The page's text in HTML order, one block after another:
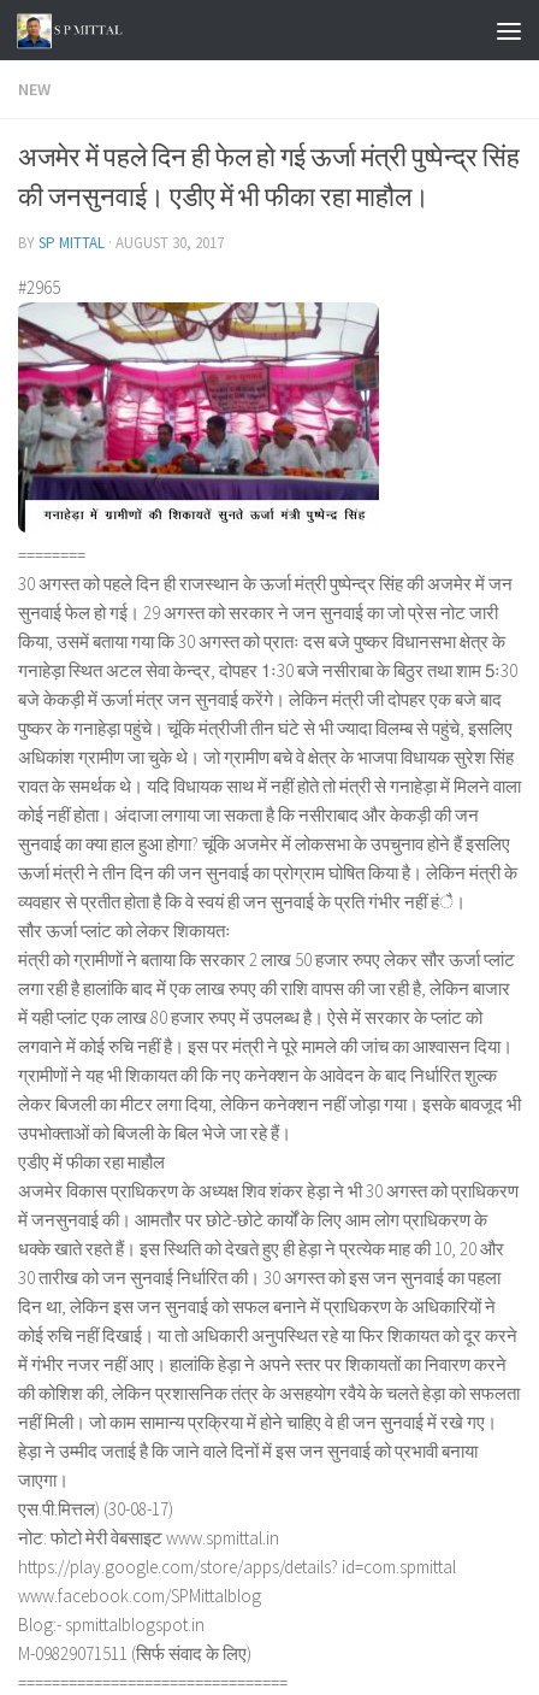
Skip to content
NEW
अजमेर में पहले दिन ही फेल हो गई ऊर्जा मंत्री पुष्पेन्द्र सिंह
की जनसुनवाई। एडीए में भी फीका रहा माहौल।
BYSP MITTAL · AUGUST 30, 2017
#2965
========
30 अगस्त को पहले दिन ही राजस्थान के ऊर्जा मंत्री पुष्पेन्द्र सिंह की अजमेर में जन
सुनवाई फेल हो गई। 29 अगस्त को सरकार ने जन सुनवाई का जो प्रेस नोट जारी
किया, उसमें बताया गया कि 30 अगस्त को प्रातः दस बजे पुष्कर विधानसभा क्षेत्र के
गनाहेड़ा स्थित अटल सेवा केन्द्र, दोपहर 1ः30 बजे नसीराबा के बिठुर तथा शाम 5ः30
बजे केकड़ी में ऊर्जा मंत्र जन सुनवाई करेंगे। लेकिन मंत्री जी दोपहर एक बजे बाद
पुष्कर के गनाहेड़ा पहुंचे। चूंकि मंत्रीजी तीन घंटे से भी ज्यादा विलम्ब से पहुंचे, इसलिए
अधिकांश ग्रामीण जा चुके थे। जो ग्रामीण बचे वे क्षेत्र के भाजपा विधायक सुरेश सिंह
रावत के समर्थक थे। यदि विधायक साथ में नहीं होते तो मंत्री से गनाहेड़ा में मिलने वाला
कोई नहीं होता। अंदाजा लगाया जा सकता है कि नसीराबाद और केकड़ी की जन
सुनवाई का क्या हाल हुआ होगा? चूंकि अजमेर में लोकसभा के उपचुनाव होने हैं इसलिए
ऊर्जा मंत्री ने तीन दिन की जन सुनवाई का प्रोग्राम घोषित किया है। लेकिन मंत्री के
व्यवहार से प्रतीत होता है कि वे स्वयं ही जन सुनवाई के प्रति गंभीर नहीं हंै।
सौर ऊर्जा प्लांट को लेकर शिकायतः
मंत्री को ग्रामीणों ने बताया कि सरकार 2 लाख 50 हजार रुपए लेकर सौर ऊर्जा प्लांट
लगा रही है हालांकि बाद में एक लाख रुपए की राशि वापस की जा रही है, लेकिन बाजार
में यही प्लांट एक लाख 80 हजार रुपए में उपलब्ध है। ऐसे में सरकार के प्लांट को
लगवाने में कोई रुचि नहीं है। इस पर मंत्री ने पूरे मामले की जांच का आश्वासन दिया।
ग्रामीणों ने यह भी शिकायत की कि नए कनेक्शन के आवेदन के बाद निर्धारित शुल्क
लेकर बिजली का मीटर लगा दिया, लेकिन कनेक्शन नहीं जोड़ा गया। इसके बावजूद भी
उपभोक्ताओं को बिजली के बिल भेजे जा रहे हैं।
एडीए में फीका रहा माहौल
अजमेर विकास प्राधिकरण के अध्यक्ष शिव शंकर हेड़ा ने भी 30 अगस्त को प्राधिकरण
में जनसुनवाई की। आमतौर पर छोटे-छोटे कार्यों के लिए आम लोग प्राधिकरण के
धक्के खाते रहते हैं। इस स्थिति को देखते हुए ही हेड़ा ने प्रत्येक माह की 10, 20 और
30 तारीख को जन सुनवाई निर्धारित की। 30 अगस्त को इस जन सुनवाई का पहला
दिन था, लेकिन इस जन सुनवाई को सफल बनाने में प्राधिकरण के अधिकारियों ने
कोई रुचि नहीं दिखाई। या तो अधिकारी अनुपस्थित रहे या फिर शिकायत को दूर करने
में गंभीर नजर नहीं आए। हालांकि हेड़ा ने अपने स्तर पर शिकायतों का निवारण करने
की कोशिश की, लेकिन प्रशासनिक तंत्र के असहयोग रवैये के चलते हेड़ा को सफलता
नहीं मिली। जो काम सामान्य प्रक्रिया में होने चाहिए वे ही जन सुनवाई में रखे गए।
हेड़ा ने उम्मीद जताई है कि जाने वाले दिनों में इस जन सुनवाई को प्रभावी बनाया
जाएगा।
एस.पी.मित्तल) (30-08-17)
नोट: फोटो मेरी वेबसाइट www.spmittal.in
https://play.google.com/store/apps/details? id=com.spmittal
www.facebook.com/SPMittalblog
Blog:- spmittalblogspot.in
M-09829071511 (सिर्फ संवाद के लिए)
================================